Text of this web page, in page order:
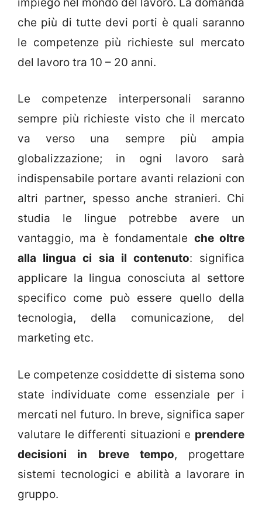
che più di tutte devi porti è quali saranno
le competenze più richieste sul mercato
del lavoro tra 10 – 20 anni.
Le competenze interpersonali saranno
sempre più richieste visto che il mercato
va verso una sempre più ampia
globalizzazione; in ogni lavoro sarà
indispensabile portare avanti relazioni con
altri partner, spesso anche stranieri. Chi
studia le lingue potrebbe avere un
vantaggio, ma è fondamentale che oltre
alla lingua ci sia il contenuto: significa
applicare la lingua conosciuta al settore
specifico come può essere quello della
tecnologia, della comunicazione, del
marketing etc.
Le competenze cosiddette di sistema sono
state individuate come essenziale per i
mercati nel futuro. In breve, significa saper
valutare le differenti situazioni e prendere
decisioni in breve tempo, progettare
sistemi tecnologici e abilità a lavorare in
gruppo.